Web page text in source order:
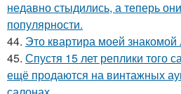
недавно стыдились, а теперь
популярности.
44. Это квартира моей
45. Спустя 15 лет реплики того
ещё продаются на винтажных